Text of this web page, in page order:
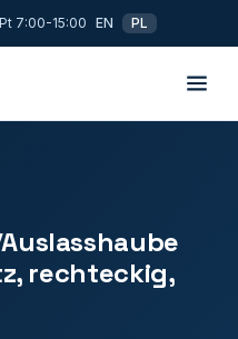
7:00-15:00 EN PL
rechteckig,